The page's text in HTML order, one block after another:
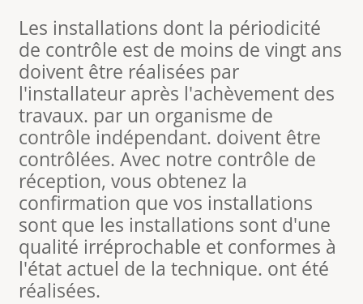
Les installations dont la périodicité
de contrôle est de moins de vingt ans
doivent être réalisées par
l'installateur après l'achèvement des
travaux. par un organisme de
contrôle indépendant. doivent être
contrôlées. Avec notre contrôle de
réception, vous obtenez la
confirmation que vos installations
sont que les installations sont d'une
qualité irréprochable et conformes à
l'état actuel de la technique. ont été
réalisées.